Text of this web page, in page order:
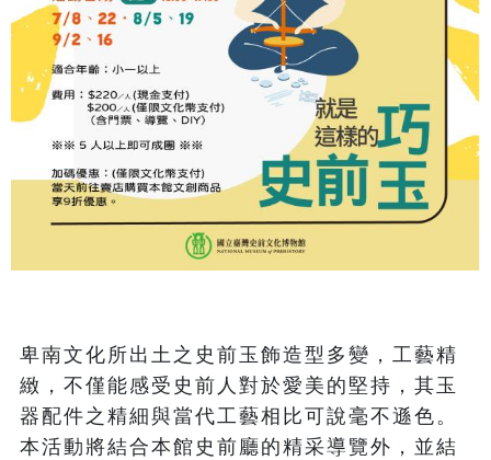
卑南文化所出土之史前玉飾造型多變，工藝精
緻，不僅能感受史前人對於愛美的堅持，其玉
器配件之精細與當代工藝相比可說毫不遜色。
本活動將結合本館史前廳的精采導覽外，並結